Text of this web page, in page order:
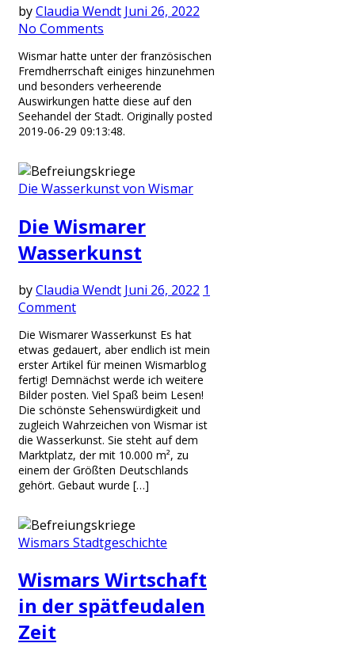
byClaudia Wendt Juni 26, 2022
No Comments
Wismar hatte unter der französischen
Fremdherrschaft einiges hinzunehmen
und besonders verheerende
Auswirkungen hatte diese auf den
Seehandel der Stadt. Originally posted
2019-06-29 09:13:48.
Die Wasserkunst von Wismar
Die Wismarer
Wasserkunst
byClaudia Wendt Juni 26, 2022 1
Comment
Die Wismarer Wasserkunst Es hat
etwas gedauert, aber endlich ist mein
erster Artikel für meinen Wismarblog
fertig! Demnächst werde ich weitere
Bilder posten. Viel Spaß beim Lesen!
Die schönste Sehenswürdigkeit und
zugleich Wahrzeichen von Wismar ist
die Wasserkunst. Sie steht auf dem
Marktplatz, der mit 10.000 m², zu
einem der Größten Deutschlands
gehört. Gebaut wurde […]
Wismars Stadtgeschichte
Wismars Wirtschaft
in der spätfeudalen
Zeit